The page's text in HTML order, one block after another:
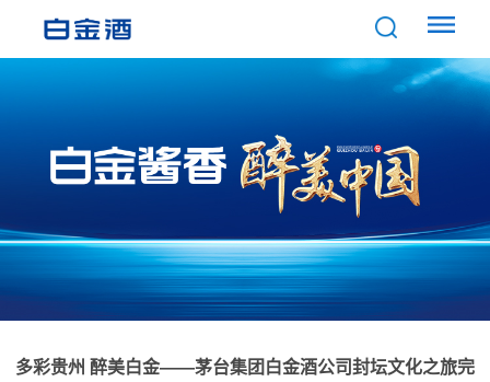
多彩贵州 醉美白金——茅台集团白金酒公司封坛文化之旅完